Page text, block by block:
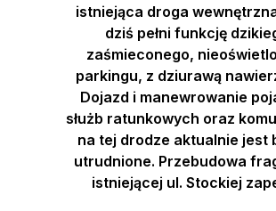
istniejąca droga
dziś pełni funkcję
zaśmieconego,
parkingu, z dziurawą
Dojazd i manewrowanie
służb ratunkowych oraz
na tej drodze aktualnie jest
utrudnione. Przebudowa
istniejącej ul. Stockiej